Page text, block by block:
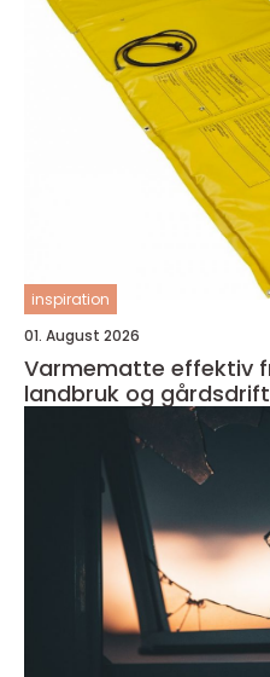
inspiration
01. August 2026
Varmematte effektiv frostbeskyttelse for
landbruk og gårdsdrift